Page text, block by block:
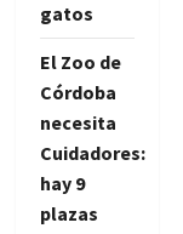
gatos
El Zoo de
Córdoba
necesita
Cuidadores:
hay 9
plazas